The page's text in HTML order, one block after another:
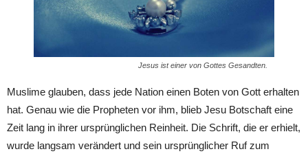
Jesus ist einer von Gottes Gesandten.
Muslime glauben, dass jede Nation einen Boten von Gott erhalten
hat. Genau wie die Propheten vor ihm, blieb Jesu Botschaft eine
Zeit lang in ihrer ursprünglichen Reinheit. Die Schrift, die er erhielt,
wurde langsam verändert und sein ursprünglicher Ruf zum